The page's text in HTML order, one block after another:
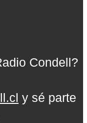
Condell?
y sé parte